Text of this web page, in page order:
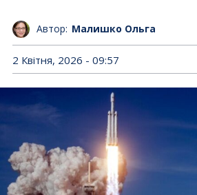
Автор: Малишко Ольга
2 Квітня, 2026 - 09:57